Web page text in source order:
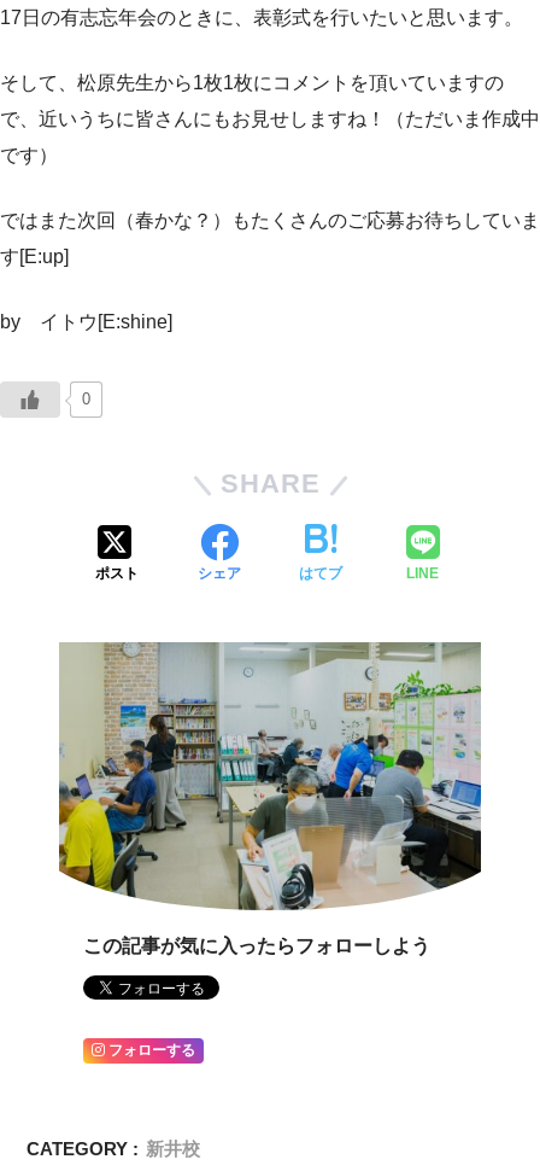
17日の有志忘年会のときに、表彰式を行いたいと思います。
そして、松原先生から1枚1枚にコメントを頂いていますの
で、近いうちに皆さんにもお見せしますね！（ただいま作成中
です）
ではまた次回（春かな？）もたくさんのご応募お待ちしていま
す[E:up]
by イトウ[E:shine]
0
SHARE
ポスト シェア はてブ LINE
この記事が気に入ったらフォローしよう
フォローする
CATEGORY : 新井校